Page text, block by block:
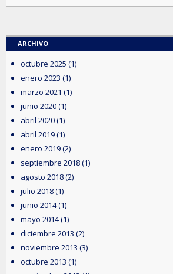
ARCHIVO
octubre 2025 (1)
enero 2023 (1)
marzo 2021 (1)
junio 2020(1)
abril 2020(1)
abril 2019(1)
enero 2019(2)
septiembre 2018(1)
agosto 2018(2)
julio 2018(1)
junio 2014(1)
mayo 2014(1)
diciembre 2013 (2)
noviembre 2013 (3)
octubre 2013 (1)